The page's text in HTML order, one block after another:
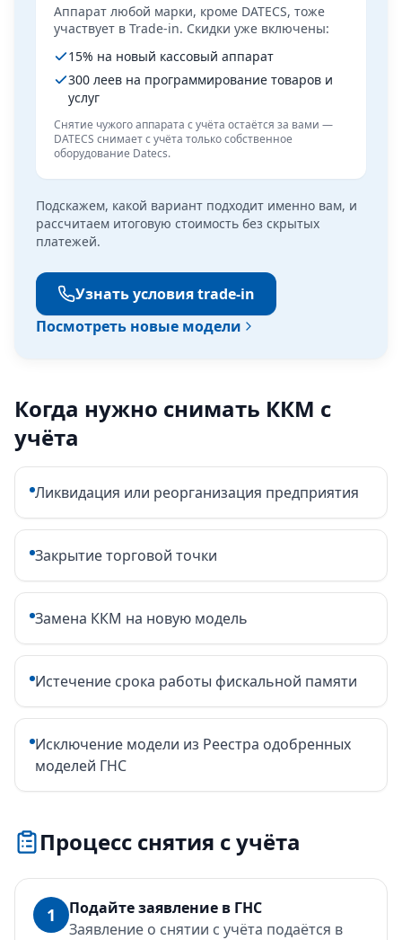
Аппарат любой марки, кроме DATECS, тоже
участвует в Trade-in. Скидки уже включены:
15% на новый кассовый аппарат
300 леев на программирование товаров и
услуг
Снятие чужого аппарата с учёта остаётся за вами —
DATECS снимает с учёта только собственное
оборудование Datecs.
Подскажем, какой вариант подходит именно вам, и
рассчитаем итоговую стоимость без скрытых
платежей.
Узнать условия trade-in
Посмотреть новые модели
Когда нужно снимать ККМ с
учёта
Ликвидация или реорганизация предприятия
Закрытие торговой точки
Замена ККМ на новую модель
Истечение срока работы фискальной памяти
Исключение модели из Реестра одобренных
моделей ГНС
Процесс снятия с учёта
1
Подайте заявление в ГНС
Заявление о снятии с учёта подаётся в